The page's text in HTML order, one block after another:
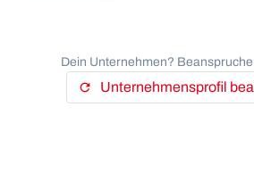
Dein Unternehmen?
refresh Unternehmensprofil